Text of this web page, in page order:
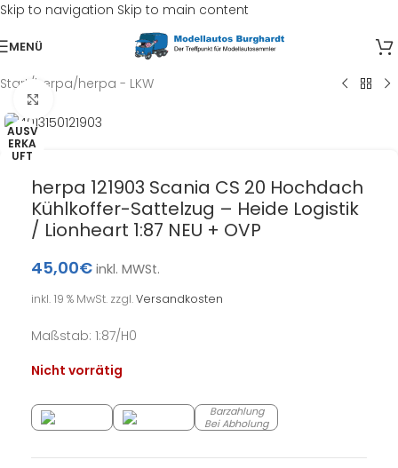
Skip to navigation Skip to main content
MENÜ
Start /herpa/herpa - LKW
AUSV
ERKA
UFT
herpa 121903 Scania CS 20 Hochdach
Kühlkoffer-Sattelzug – Heide Logistik
/ Lionheart 1:87 NEU + OVP
45,00€ inkl. MWSt.
inkl. 19 % MwSt. zzgl.Versandkosten
Maßstab: 1:87/H0
Nicht vorrätig
Barzahlung
Bei Abholung